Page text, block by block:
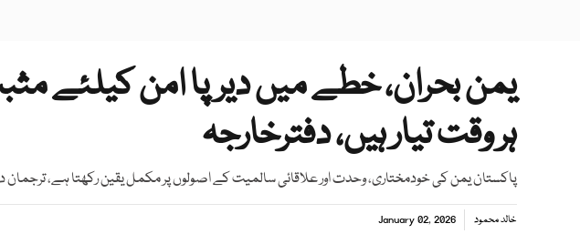
یمن بحران، خطے میں دیرپا امن کیلئے
ہر وقت تیار ہیں، دفترخارجہ
پاکستان یمن کی خودمختاری، وحدت اور علاقائی سالمیت کے اصولوں پر مکمل یقین رکھتا ہے، ترجمان
خالد محمود January 02, 2026